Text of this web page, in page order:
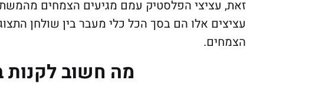
זאת, עציצי הפלסטיק עמם מגיעים הצמחים
עציצים אלו הם בסך הכל כלי מעבר בין שולחן
הצמחים.
מה חשוב